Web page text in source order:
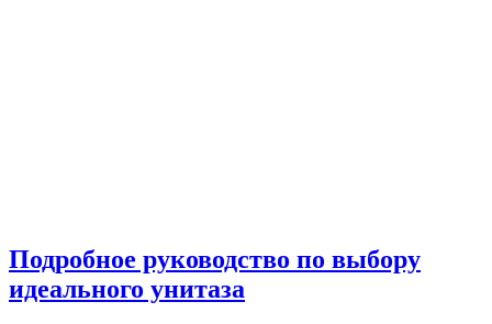
Подробное руководство по выбору
идеального унитаза